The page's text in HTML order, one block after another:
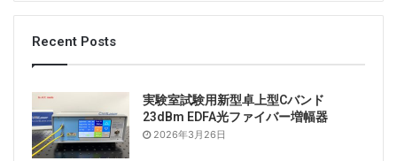
Recent Posts
実験室試験用新型卓上型Cバンド
23dBm EDFA光ファイバー増幅器
2026年3月26日